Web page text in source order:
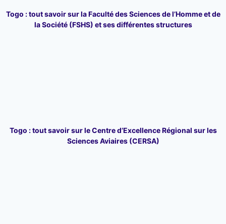
Togo : tout savoir sur la Faculté des Sciences de l’Homme et de
la Société (FSHS) et ses différentes structures
Togo : tout savoir sur le Centre d’Excellence Régional sur les
Sciences Aviaires (CERSA)